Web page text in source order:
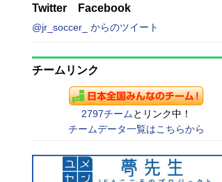
Twitter Facebook
@jr_soccer_ からのツイート
チームリンク
2797チーム とリンク中！
チームデータ一覧はこちらから